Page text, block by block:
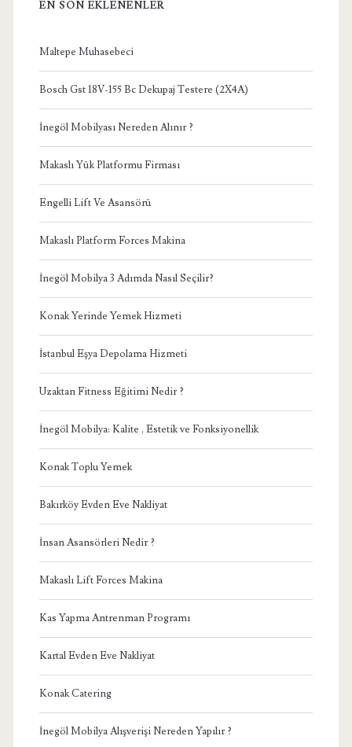
EN SON EKLENENLER
Maltepe Muhasebeci
Bosch Gst 18V-155 Bc Dekupaj Testere (2X4A)
İnegöl Mobilyası Nereden Alınır ?
Makaslı Yük Platformu Firması
Engelli Lift Ve Asansörü
Makaslı Platform Forces Makina
İnegöl Mobilya 3 Adımda Nasıl Seçilir?
Konak Yerinde Yemek Hizmeti
İstanbul Eşya Depolama Hizmeti
Uzaktan Fitness Eğitimi Nedir ?
İnegöl Mobilya: Kalite , Estetik ve Fonksiyonellik
Konak Toplu Yemek
Bakırköy Evden Eve Nakliyat
İnsan Asansörleri Nedir ?
Makaslı Lift Forces Makina
Kas Yapma Antrenman Programı
Kartal Evden Eve Nakliyat
Konak Catering
İnegöl Mobilya Alışverişi Nereden Yapılır ?